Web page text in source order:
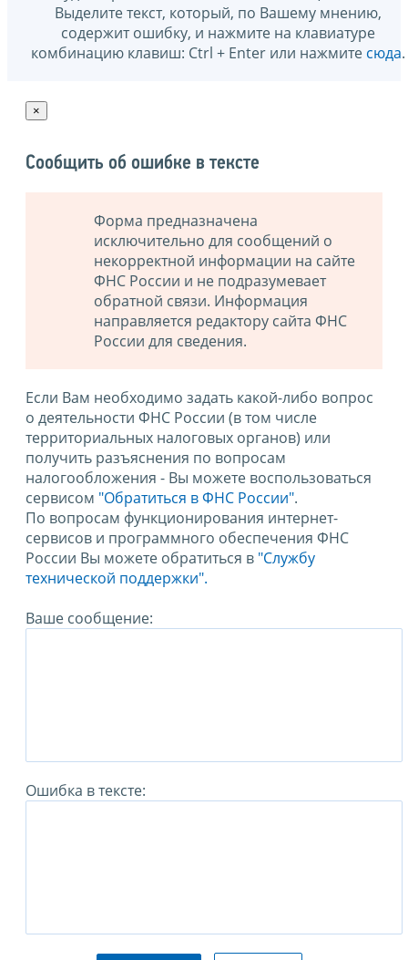
Выделите текст, который, по Вашему мнению,
содержит ошибку, и нажмите на клавиатуре
комбинацию клавиш: Ctrl + Enter или нажмите сюда.
×
Сообщить об ошибке в тексте
Форма предназначена
исключительно для сообщений о
некорректной информации на сайте
ФНС России и не подразумевает
обратной связи. Информация
направляется редактору сайта ФНС
России для сведения.
Если Вам необходимо задать какой-либо вопрос
о деятельности ФНС России (в том числе
территориальных налоговых органов) или
получить разъяснения по вопросам
налогообложения - Вы можете воспользоваться
сервисом "Обратиться в ФНС России".
По вопросам функционирования интернет-
сервисов и программного обеспечения ФНС
России Вы можете обратиться в "Службу
технической поддержки".
Ваше сообщение:
Ошибка в тексте: